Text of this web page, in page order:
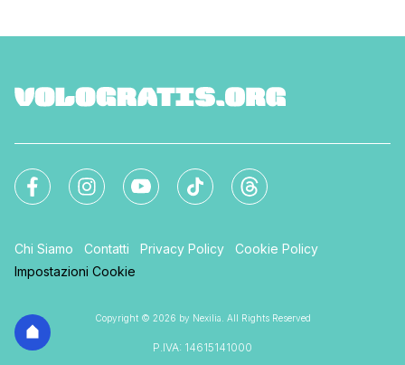
Chi Siamo Contatti Privacy Policy
Cookie Policy
Impostazioni Cookie
Copyright © 2026 by Nexilia. All Rights Reserved
P.IVA: 14615141000